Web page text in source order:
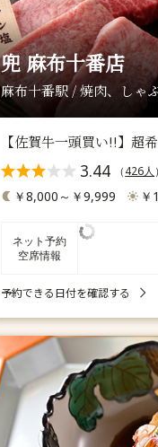
兜 麻布十番店
麻布十番駅 / 焼肉、しゃ
【佐賀牛一頭買い!!】超
3.44 （426人 ）
￥8,000～￥9,999
￥
ネット予約
空席情報
予約できる日付を確認する